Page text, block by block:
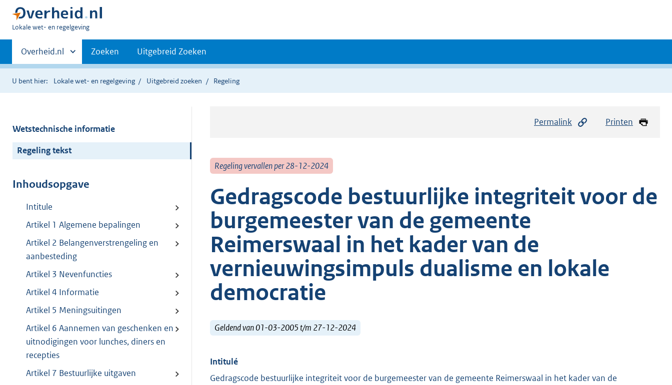
U
hier:
Lokale wet- en regelgeving
Primaire
navigatie
Andere
sites
binnen
Overheid.nl Zoeken Uitgebreid Zoeken
U bent hier: Lokale wet- en regelgeving Uitgebreid zoeken Regeling
Wetstechnische informatie
Regeling tekst
Inhoudsopgave
Intitule
Artikel 1 Algemene bepalingen
Artikel 2 Belangenverstrengeling en
aanbesteding
Artikel 3 Nevenfuncties
Artikel 4 Informatie
Artikel 5 Meningsuitingen
Artikel 6 Aannemen van geschenken en
uitnodigingen voor lunches, diners en
recepties
Artikel 7 Bestuurlijke uitgaven
Permalink Printen
Regeling vervallen per 28-12-2024
Gedragscode bestuurlijke integriteit voor de
burgemeester van de gemeente
Reimerswaal in het kader van de
vernieuwingsimpuls dualisme en lokale
democratie
Geldend van 01-03-2005 t/m 27-12-2024
Intitulé
Gedragscode bestuurlijke integriteit voor de burgemeester van de gemeente Reimerswaal in het kader van de